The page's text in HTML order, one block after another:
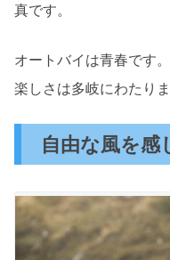
真です。
オートバイは青春です
楽しさは多岐にわたりま
自由な風を感